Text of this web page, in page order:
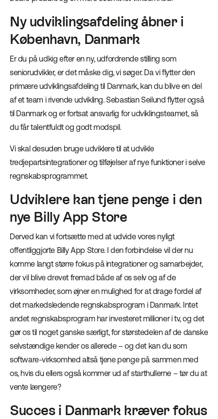
Ny udviklingsafdeling åbner i
København, Danmark
Er du på udkig efter en ny, udfordrende stilling som
seniorudvikler, er det måske dig, vi søger. Da vi flytter den
primære udviklingsafdeling til Danmark, kan du blive en del
af et team i rivende udvikling. Sebastian Seilund flytter også
til Danmark og er fortsat ansvarlig for udviklingsteamet, så
du får talentfuldt og godt modspil.
Vi skal desuden bruge udviklere til at udvikle
tredjepartsintegrationer og tilføjelser af nye funktioner i selve
regnskabsprogrammet.
Udviklere kan tjene penge i den
nye Billy App Store
Derved kan vi fortsætte med at udvide vores nyligt
offentliggjorte Billy App Store. I den forbindelse vil der nu
komme langt større fokus på integrationer og samarbejder,
der vil blive drevet fremad både af os selv og af de
virksomheder, som øjner en mulighed for at drage fordel af
det markedsledende regnskabsprogram i Danmark. Intet
andet regnskabsprogram har investeret millioner i tv, og det
gør os til noget ganske særligt, for størstedelen af de danske
selvstændige kender os allerede – og det kan du som
software-virksomhed altså tjene penge på sammen med
os, hvis du ellers også kommer ud af starthullerne – tør du at
vente længere?
Succes i Danmark kræver fokus